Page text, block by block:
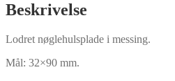
Beskrivelse
Lodret nøglehulsplade i messing.
Mål: 32×90 mm.